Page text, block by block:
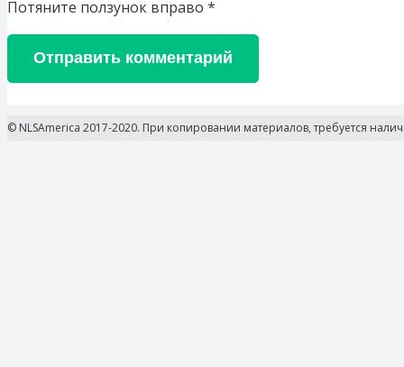
Потяните ползунок вправо *
Отправить комментарий
© NLSAmerica 2017-2020. При копировании материалов, требуется